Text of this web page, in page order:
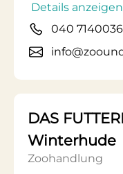
Details anzeigen
040
DAS
Winterhude
Zoohandlung